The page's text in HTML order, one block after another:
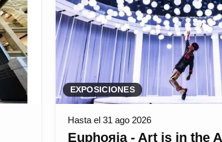
EXPOSICIONES
Hasta el 31 ago 2026
Euphoяia - Art is in the